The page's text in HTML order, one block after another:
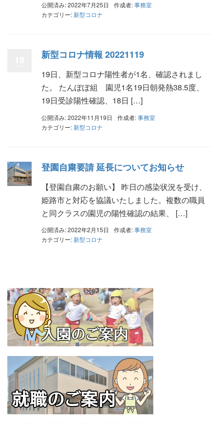
公開済み: 2022年7月25日 作成者:事務室
カテゴリー:新型コロナ
新型コロナ情報 20221119
19日、新型コロナ陽性者が1名、確認されまし
た。 たんぽぽ組 園児1名19日朝発熱38.5度、
19日受診陽性確認、18日 […]
公開済み: 2022年11月19日 作成者:事務室
カテゴリー:新型コロナ
登園自粛要請 延長についてお知らせ
【登園自粛のお願い】 昨日の感染状況を受け、
姫路市と対応を協議いたしました。複数の職員
と同クラスの園児の陽性確認の結果、 […]
公開済み: 2022年2月15日 作成者:事務室
カテゴリー:新型コロナ